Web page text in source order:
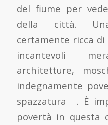
del fiume per
della città.
certamente ricca di
incantevoli
architetture,
indegnamente
spazzatura . È
povertà in questa